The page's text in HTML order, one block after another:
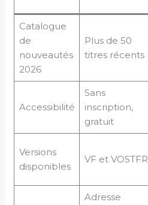
Catalogue
de
nouveautés
2026
Plus de 50
titres récents
Accessibilité
Sans
inscription,
gratuit
Versions
disponibles
VF et VOSTFR
Adresse